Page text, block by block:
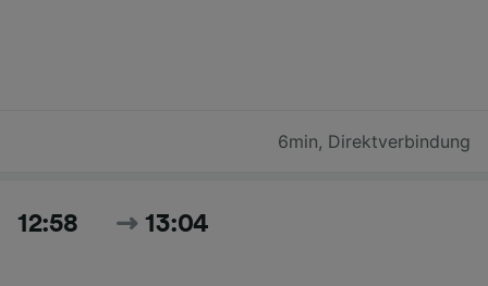
6min, Direktverbindung
12:58 13:04